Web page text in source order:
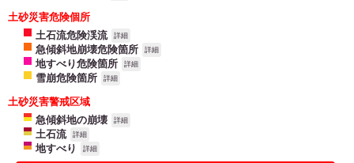
土砂災害危険個所
土石流危険渓流
詳細
急傾斜地崩壊危険箇所 詳細
地すべり危険箇所 詳細
雪崩危険箇所 詳細
土砂災害警戒区域
急傾斜地の崩壊
詳細
土石流 詳細
地すべり 詳細